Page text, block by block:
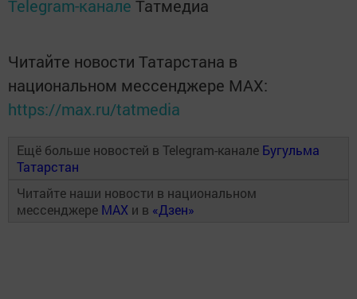
Telegram-канале Татмедиа
Читайте новости Татарстана в
национальном мессенджере MАХ:
https://max.ru/tatmedia
Ещё больше новостей в Telegram-канале Бугульма
Татарстан
Читайте наши новости в национальном
мессенджере MAX и в «Дзен»